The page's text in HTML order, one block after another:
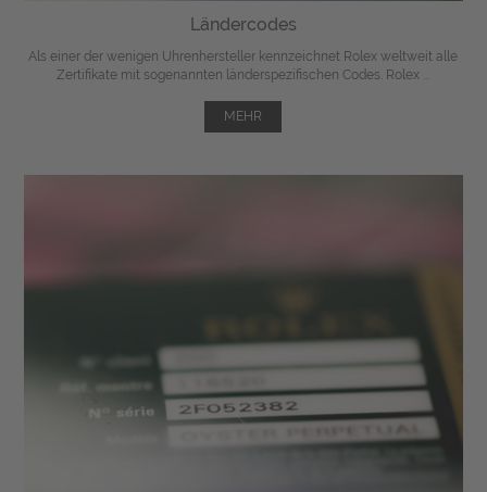
Ländercodes
Als einer der wenigen Uhrenhersteller kennzeichnet Rolex weltweit alle
Zertifikate mit sogenannten länderspezifischen Codes. Rolex ...
MEHR